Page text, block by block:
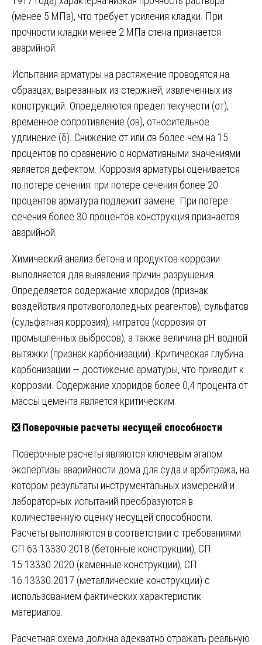
(менее 5 МПа), что требует усиления кладки. При
прочности кладки менее 2 МПа стена признается
аварийной.
Испытания арматуры на растяжение проводятся на
образцах, вырезанных из стержней, извлеченных из
конструкций. Определяются предел текучести (σт),
временное сопротивление (σв), относительное
удлинение (δ). Снижение σт или σв более чем на 15
процентов по сравнению с нормативными значениями
является дефектом. Коррозия арматуры оценивается
по потере сечения: при потере сечения более 20
процентов арматура подлежит замене. При потере
сечения более 30 процентов конструкция признается
аварийной.
Химический анализ бетона и продуктов коррозии
выполняется для выявления причин разрушения.
Определяется содержание хлоридов (признак
воздействия противогололедных реагентов), сульфатов
(сульфатная коррозия), нитратов (коррозия от
промышленных выбросов), а также величина рН водной
вытяжки (признак карбонизации). Критическая глубина
карбонизации — достижение арматуры, что приводит к
коррозии. Содержание хлоридов более 0,4 процента от
массы цемента является критическим.
❎Поверочные расчеты несущей способности
Поверочные расчеты являются ключевым этапом
экспертизы аварийности дома для суда и арбитража, на
котором результаты инструментальных измерений и
лабораторных испытаний преобразуются в
количественную оценку несущей способности.
Расчеты выполняются в соответствии с требованиями
СП 63.13330.2018 (бетонные конструкции), СП
15.13330.2020 (каменные конструкции), СП
16.13330.2017 (металлические конструкции) с
использованием фактических характеристик
материалов.
Расчетная схема должна адекватно отражать реальную